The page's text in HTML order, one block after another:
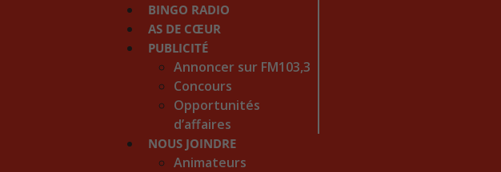
BINGO RADIO
AS DE CŒUR
PUBLICITÉ
Annoncer sur FM103,3
Concours
Opportunités
d’affaires
NOUS JOINDRE
Animateurs